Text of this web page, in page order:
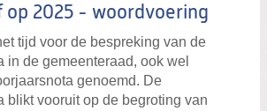
op 2025 - woordvoering
tijd voor de bespreking van de
in de gemeenteraad, ook wel
genoemd. De
blikt vooruit op de begroting van